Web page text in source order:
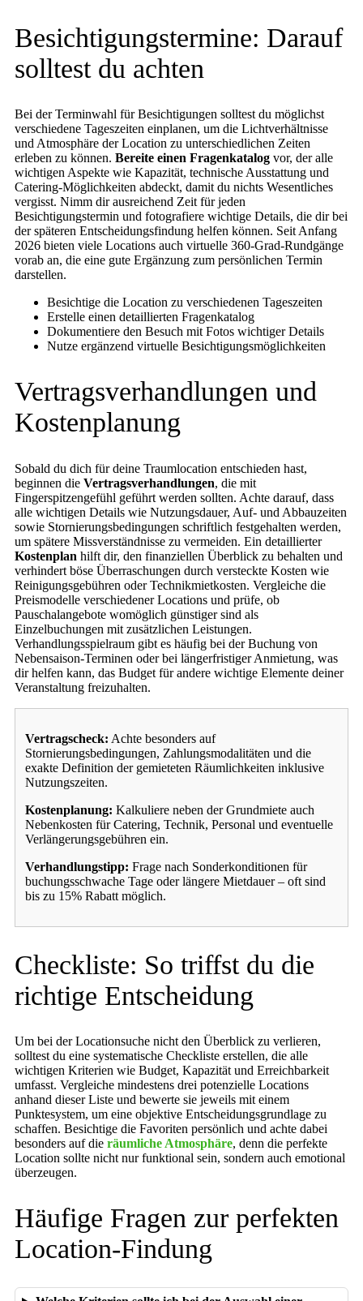
Besichtigungstermine: Darauf
solltest du achten
Bei der Terminwahl für Besichtigungen solltest du möglichst
verschiedene Tageszeiten einplanen, um die Lichtverhältnisse
und Atmosphäre der Location zu unterschiedlichen Zeiten
erleben zu können. Bereite einen Fragenkatalog vor, der alle
wichtigen Aspekte wie Kapazität, technische Ausstattung und
Catering-Möglichkeiten abdeckt, damit du nichts Wesentliches
vergisst. Nimm dir ausreichend Zeit für jeden
Besichtigungstermin und fotografiere wichtige Details, die dir bei
der späteren Entscheidungsfindung helfen können. Seit Anfang
2026 bieten viele Locations auch virtuelle 360-Grad-Rundgänge
vorab an, die eine gute Ergänzung zum persönlichen Termin
darstellen.
Besichtige die Location zu verschiedenen Tageszeiten
Erstelle einen detaillierten Fragenkatalog
Dokumentiere den Besuch mit Fotos wichtiger Details
Nutze ergänzend virtuelle Besichtigungsmöglichkeiten
Vertragsverhandlungen und
Kostenplanung
Sobald du dich für deine Traumlocation entschieden hast,
beginnen die Vertragsverhandlungen, die mit
Fingerspitzengefühl geführt werden sollten. Achte darauf, dass
alle wichtigen Details wie Nutzungsdauer, Auf- und Abbauzeiten
sowie Stornierungsbedingungen schriftlich festgehalten werden,
um spätere Missverständnisse zu vermeiden. Ein detaillierter
Kostenplan hilft dir, den finanziellen Überblick zu behalten und
verhindert böse Überraschungen durch versteckte Kosten wie
Reinigungsgebühren oder Technikmietkosten. Vergleiche die
Preismodelle verschiedener Locations und prüfe, ob
Pauschalangebote womöglich günstiger sind als
Einzelbuchungen mit zusätzlichen Leistungen.
Verhandlungsspielraum gibt es häufig bei der Buchung von
Nebensaison-Terminen oder bei längerfristiger Anmietung, was
dir helfen kann, das Budget für andere wichtige Elemente deiner
Veranstaltung freizuhalten.
Vertragscheck: Achte besonders auf
Stornierungsbedingungen, Zahlungsmodalitäten und die
exakte Definition der gemieteten Räumlichkeiten inklusive
Nutzungszeiten.
Kostenplanung: Kalkuliere neben der Grundmiete auch
Nebenkosten für Catering, Technik, Personal und eventuelle
Verlängerungsgebühren ein.
Verhandlungstipp: Frage nach Sonderkonditionen für
buchungsschwache Tage oder längere Mietdauer – oft sind
bis zu 15% Rabatt möglich.
Checkliste: So triffst du die
richtige Entscheidung
Um bei der Locationsuche nicht den Überblick zu verlieren,
solltest du eine systematische Checkliste erstellen, die alle
wichtigen Kriterien wie Budget, Kapazität und Erreichbarkeit
umfasst. Vergleiche mindestens drei potenzielle Locations
anhand dieser Liste und bewerte sie jeweils mit einem
Punktesystem, um eine objektive Entscheidungsgrundlage zu
schaffen. Besichtige die Favoriten persönlich und achte dabei
besonders auf die räumliche Atmosphäre, denn die perfekte
Location sollte nicht nur funktional sein, sondern auch emotional
überzeugen.
Häufige Fragen zur perfekten
Location-Findung